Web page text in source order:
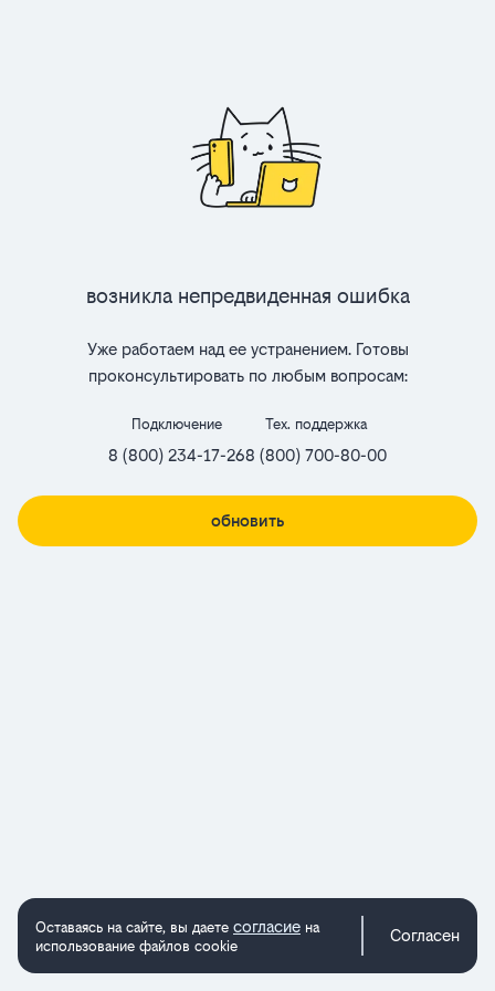
Возникла непредвиденная ошибка
Уже работаем над ее устранением. Готовы
проконсультировать по любым вопросам:
Подключение
8 (800) 234-17-26
Тех. поддержка
8 (800) 700-80-00
обновить
Оставаясь на сайте, вы даете согласие на
использование файлов cookie
Согласен